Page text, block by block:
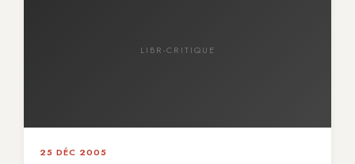
LIBR-CRITIQUE
25 DÉC 2005